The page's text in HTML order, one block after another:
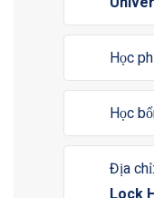
Học
Học
Địa chỉ: